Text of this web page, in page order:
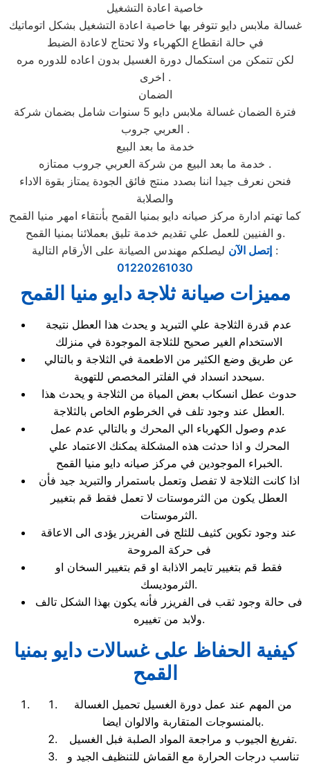
خاصية اعادة التشغيل
غسالة ملابس دايو تتوفر بها خاصية اعادة التشغيل بشكل اتوماتيك
في حالة انقطاع الكهرباء ولا تحتاج لاعادة الضبط
لكن تتمكن من استكمال دورة الغسيل بدون اعاده للدوره مره
اخرى .
الضمان
فترة الضمان غسالة ملابس دايو 5 سنوات شامل بضمان شركة
العربي جروب .
خدمة ما بعد البيع
خدمة ما بعد البيع من شركة العربي جروب ممتازه .
فنحن نعرف جيدا اننا بصدد منتج فائق الجودة يمتاز بقوة الاداء
والصلابة
كما تهتم ادارة مركز صيانه دايو بمنيا القمح بأنتقاء امهر منيا القمح
و الفنيين للعمل علي تقديم خدمة تليق بعملائنا بمنيا القمح.
إتصل الآن ليصلكم مهندس الصيانة على الأرقام التالية :
01220261030
مميزات صيانة ثلاجة دايو منيا القمح
عدم قدرة الثلاجة علي التبريد و يحدث هذا العطل نتيجة
الاستخدام الغير صحيح للثلاجة الموجودة في منزلك
عن طريق وضع الكثير من الاطعمة في الثلاجة و بالتالي
سيحدد انسداد في الفلتر المخصص للتهوية.
حدوث عطل انسكاب بعض المياة من الثلاجة و يحدث هذا
العطل عند وجود تلف في الخرطوم الخاص بالثلاجة.
عدم وصول الكهرباء الي المحرك و بالتالي عدم عمل
المحرك و اذا حدثت هذه المشكلة يمكنك الاعتماد علي
الخبراء الموجودين في مركز صيانه دايو منيا القمح.
اذا كانت الثلاجة لا تفصل وتعمل باستمرار والتبريد جيد فأن
العطل يكون من الثرموستات لا تعمل فقط قم بتغيير
الثرموستات.
عند وجود تكوين كثيف للثلج فى الفريزر يؤدى الى الاعاقة
فى حركة المروحة
فقط قم بتغيير تايمر الاذابة او قم بتغيير السخان او
الثرموديسك.
فى حالة وجود ثقب فى الفريزر فأنه يكون بهذا الشكل تالف
ولابد من تغييره.
كيفية الحفاظ على غسالات دايو بمنيا
القمح
من المهم عند عمل دورة الغسيل تحميل الغسالة
بالمنسوجات المتقاربة والالوان ايضا.
تفريغ الجيوب و مراجعة المواد الصلبة فبل الغسيل.
تناسب درجات الحرارة مع القماش للتنظيف الجيد و